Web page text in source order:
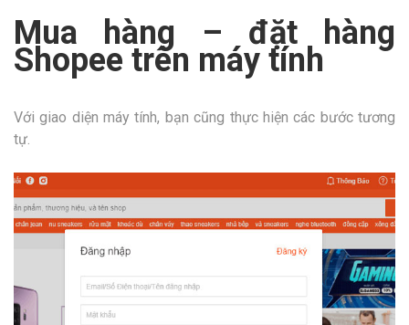
Mua hàng – đặt hàng
Shopee trên máy tính
Với giao diện máy tính, bạn cũng thực hiện các bước tương
tự.